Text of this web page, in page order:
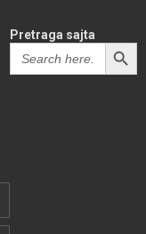
Pretraga sajta
Search
for:
SEARCH